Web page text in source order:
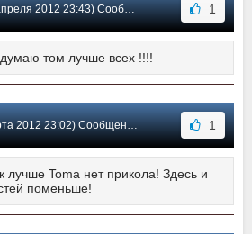
2012 23:43) Сообщение #7 1
том лучше всех !!!!
2012 23:02) Сообщение #6 1
лучше Toma нет прикола! Здесь и
поменьше!